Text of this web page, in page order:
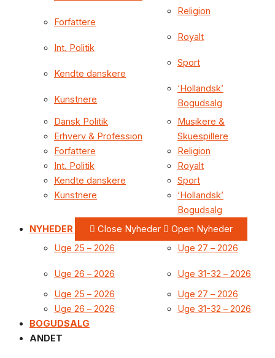
Forfattere
Int. Politik
Kendte danskere
Kunstnere
Religion
Royalt
Sport
‘Hollandsk’
Bogudsalg
Dansk Politik
Erhverv & Profession
Forfattere
Int. Politik
Kendte danskere
Kunstnere
Musikere &
Skuespillere
Religion
Royalt
Sport
‘Hollandsk’
Bogudsalg
NYHEDER
Close Nyheder
Open Nyheder
Uge 25 – 2026
Uge 26 – 2026
Uge 27 – 2026
Uge 31-32 – 2026
Uge 25 – 2026
Uge 26 – 2026
Uge 27 – 2026
Uge 31-32 – 2026
BOGUDSALG
ANDET